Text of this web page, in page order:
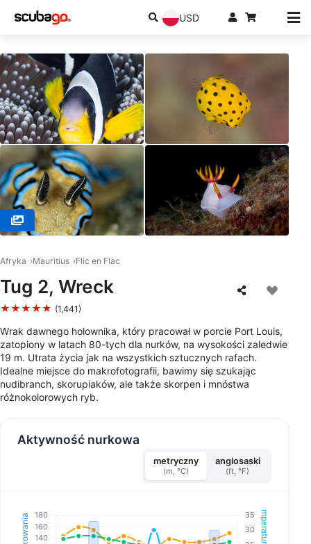
USD
Afryka Mauritius Flic en Flac
Tug 2, Wreck
★★★★★ (1,441)
Wrak dawnego holownika, który pracował w porcie Port Louis,
zatopiony w latach 80-tych dla nurków, na wysokości zaledwie
19 m. Utrata życia jak na wszystkich sztucznych rafach.
Idealne miejsce do makrofotografii, bawimy się szukając
nudibranch, skorupiaków, ale także skorpen i mnóstwa
różnokolorowych ryb.
Aktywność nurkowa
metryczny
(m, °C)
anglosaski
(ft, °F)